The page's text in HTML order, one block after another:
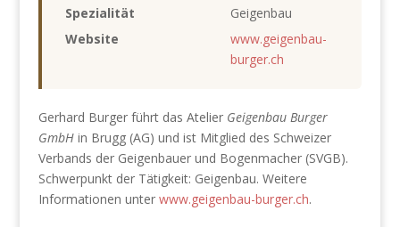
Spezialität
Geigenbau
Website
www.geigenbau-
burger.ch
Gerhard Burger führt das Atelier Geigenbau Burger
GmbHin Brugg (AG) und ist Mitglied des Schweizer
Verbands der Geigenbauer und Bogenmacher (SVGB).
Schwerpunkt der Tätigkeit: Geigenbau. Weitere
Informationen unter www.geigenbau-burger.ch.